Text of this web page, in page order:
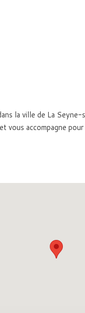
la ville de La
vous accompagne